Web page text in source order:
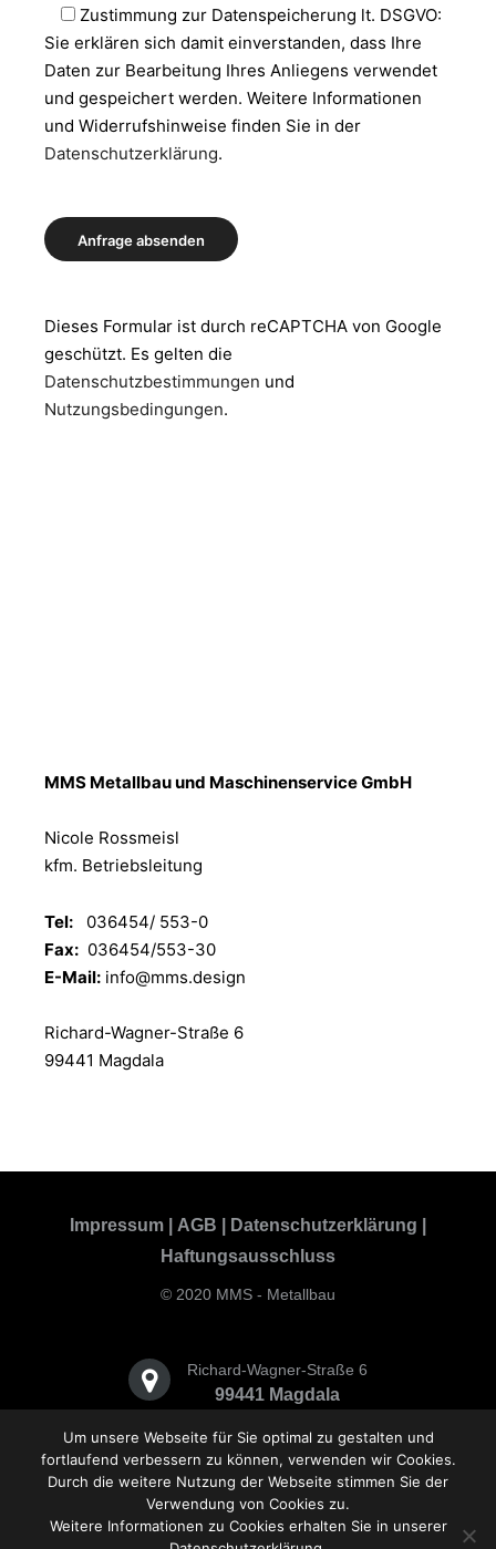
Zustimmung zur Datenspeicherung lt. DSGVO:
Sie erklären sich damit einverstanden, dass Ihre
Daten zur Bearbeitung Ihres Anliegens verwendet
und gespeichert werden. Weitere Informationen
und Widerrufshinweise finden Sie in der
Datenschutzerklärung.
Dieses Formular ist durch reCAPTCHA von Google
geschützt. Es gelten die
Datenschutzbestimmungen und
Nutzungsbedingungen.
MMS Metallbau und Maschinenservice GmbH
Nicole Rossmeisl
kfm. Betriebsleitung
Tel: 036454/ 553-0
Fax: 036454/553-30
E-Mail: info@mms.design
Richard-Wagner-Straße 6
99441 Magdala
Impressum AGB Datenschutzerklärung
Haftungsausschluss
© 2020 MMS - Metallbau
Richard-Wagner-Straße 6
99441 Magdala
+49(0)36454/553-0
info@mms.design
Um unsere Webseite für Sie optimal zu gestalten und
fortlaufend verbessern zu können, verwenden wir Cookies.
Durch die weitere Nutzung der Webseite stimmen Sie der
Verwendung von Cookies zu.
Weitere Informationen zu Cookies erhalten Sie in unserer